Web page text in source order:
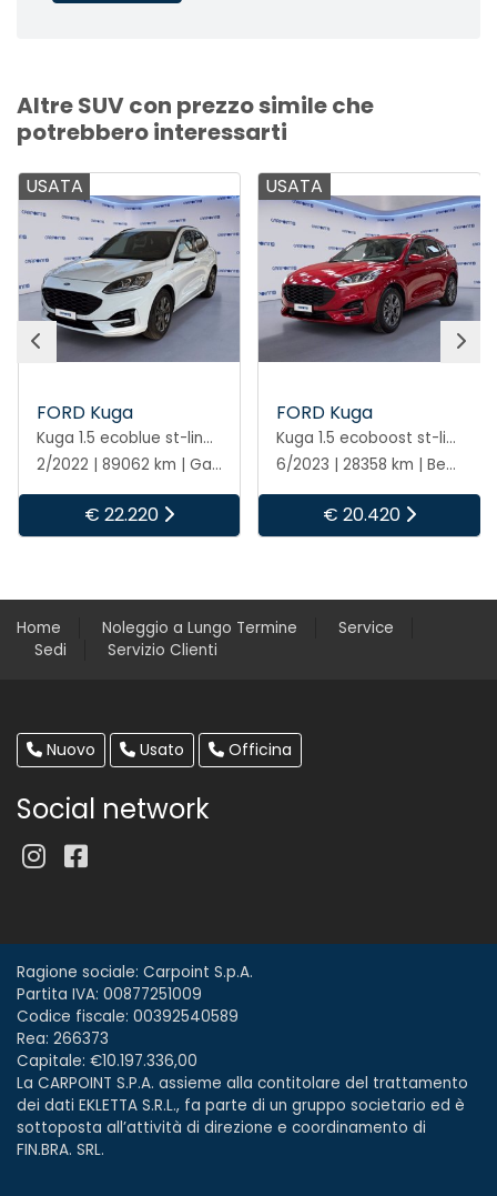
Altre SUV con prezzo simile che
potrebbero interessarti
USATA
FORD Kuga
Kuga 1.5 ecoblue st-line x 2wd 120cv auto
2/2022 | 89062 km | Gasolio | Automatico
€ 22.220
USATA
FORD Kuga
Kuga 1.5 ecoboost st-line 2wd 150cv
6/2023 | 28358 km | Benzina | Manuale
€ 20.420
Home Noleggio a Lungo Termine
Service
Sedi
Servizio Clienti
Nuovo Usato Officina
Social network
Ragione sociale: Carpoint S.p.A.
Partita IVA: 00877251009
Codice fiscale: 00392540589
Rea: 266373
Capitale: €10.197.336,00
La CARPOINT S.P.A. assieme alla contitolare del trattamento
dei dati EKLETTA S.R.L., fa parte di un gruppo societario ed è
sottoposta all’attività di direzione e coordinamento di
FIN.BRA. SRL.